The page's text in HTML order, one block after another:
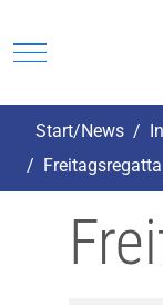
Mobile Menu
Start/News
Freitagsregatta